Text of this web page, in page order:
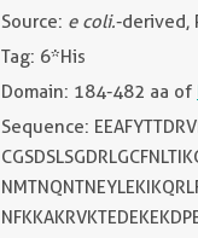
Source: e coli.-derived,
Tag: 6*His
Domain: 184-482 aa of
Sequence: